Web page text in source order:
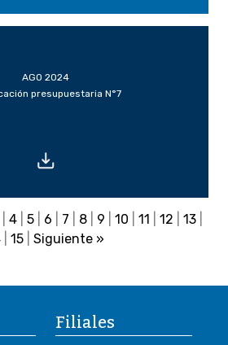
AGO 2024
presupuestaria N°7
4| 5| 6 7 8| 9 10 11 12 13|
15 Siguiente »
Filiales